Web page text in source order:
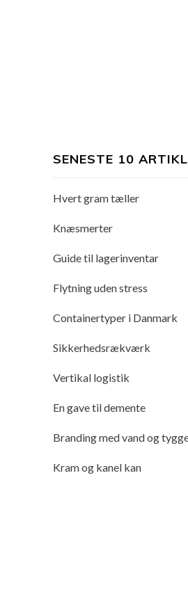
SENESTE 10
Hvert gram tæller
Knæsmerter
Guide til lagerinventar
Flytning uden stress
Containertyper i Danmark
Sikkerhedsrækværk
Vertikal logistik
En gave til demente
Branding med vand og
Kram og kanel kan